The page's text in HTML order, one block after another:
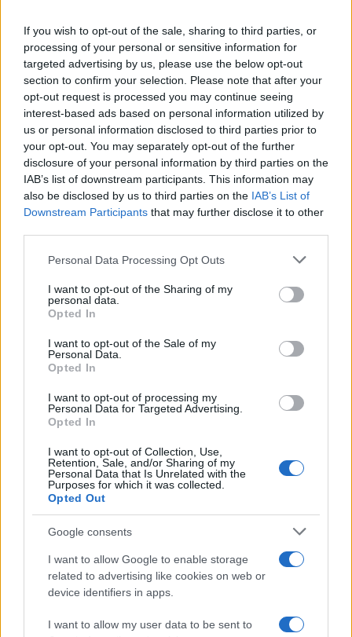
If you wish to opt-out of the sale, sharing to third parties, or
processing of your personal or sensitive information for
targeted advertising by us, please use the below opt-out
section to confirm your selection. Please note that after your
opt-out request is processed you may continue seeing
interest-based ads based on personal information utilized by
us or personal information disclosed to third parties prior to
your opt-out. You may separately opt-out of the further
disclosure of your personal information by third parties on the
IAB’s list of downstream participants. This information may
also be disclosed by us to third parties on the IAB’s List of
Downstream Participants that may further disclose it to other
Please note that this website/app uses one or more Google
not limited to your visit or usage behaviour. You may click to
grant or deny consent to Google and its third-party tags to
use your data for below specified purposes in below Google
consent section.
Personal Data Processing Opt Outs
I want to opt-out of the Sharing of my
personal data.
Opted In
I want to opt-out of the Sale of my
Personal Data.
Opted In
I want to opt-out of processing my
Personal Data for Targeted Advertising.
Opted In
I want to opt-out of Collection, Use,
Retention, Sale, and/or Sharing of my
Personal Data that Is Unrelated with the
Purposes for which it was collected.
Opted Out
Google consents
I want to allow Google to enable storage
related to advertising like cookies on web or
device identifiers in apps.
I want to allow my user data to be sent to
Σχολίασε εδώ
50 /50
2000 /2000
Υποβολή σχολίου
Όροι Χρήσης. Το site προστατεύεται από reCAPTCHA, ισχύουν
Όροι Χρήσης της Google.
Κόσμος
ΕΚΛΟΓΕΣ ΗΠΑ
ΝΤΟΝΑΛΝΤ ΤΡΑΜΠ
Share:
Ακολουθήστε το Νewsit.gr στοGoogle News
ενημερωθείτε πρώτοι για όλη την ειδησεογραφία και τα
Πιο δημοφιλή
Μύκονος: Βίντεο με τους αστυνομικούς να
εντοπίζουν την τσάντα Hermès και το
Rolex όπου άρπαξε Έλληνας οδηγός από